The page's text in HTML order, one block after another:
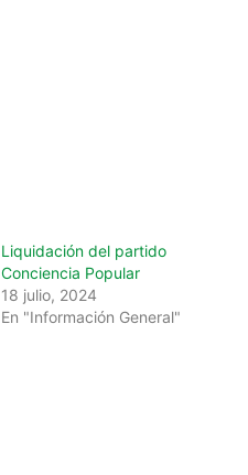
Liquidación del partido
Conciencia Popular
18 julio, 2024
En "Información General"